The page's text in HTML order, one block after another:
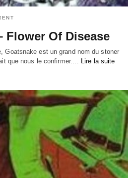
Flower Of Disease
Goatsnake est un grand nom du stoner
que nous le confirmer.…
Lire la suite